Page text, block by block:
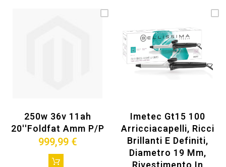
250w 36v 11ah
20''foldfat Amm P/p
999,99 €
Imetec Gt15 100
Arricciacapelli, Ricci
Brillanti E Definiti,
Diametro 19 Mm,